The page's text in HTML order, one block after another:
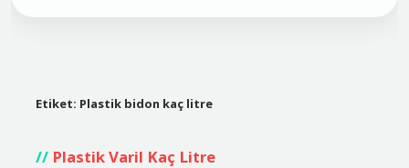
Etiket: Plastik bidon kaç litre
Plastik Varil Kaç Litre